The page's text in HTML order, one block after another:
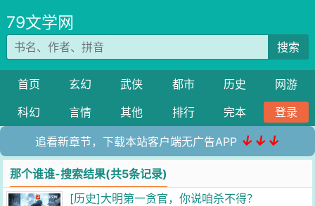
79文学网
搜索
首页 玄幻 武侠 都市 历史
网游
科幻
言情 其他 排行 完本 登录
追看新章节，下载本站客户端无广告APP ↓↓↓
那个谁谁-搜索结果(共5条记录)
[历史]大明第一贪官，你说咱杀不得？